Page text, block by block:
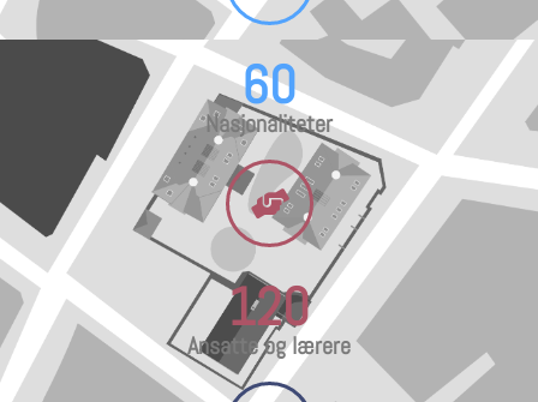
Nasjonaliteter
60
Ansatte og lærere
120